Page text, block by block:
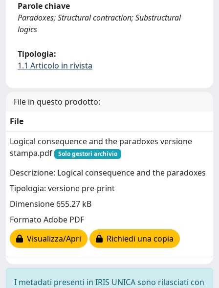
Parole chiave
Paradoxes; Structural contraction; Substructural
logics
Tipologia:
1.1 Articolo in rivista
File in questo prodotto:
File
Logical consequence and the paradoxes versione
stampa.pdf
Solo gestori archivio
Descrizione: Logical consequence and the paradoxes
Tipologia: versione pre-print
Dimensione 655.27 kB
Formato Adobe PDF
Visualizza/Apri
Richiedi una copia
I metadati presenti in IRIS UNICA sono rilasciati con